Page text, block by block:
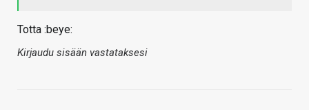
Totta :beye:
Kirjaudu sisään vastataksesi